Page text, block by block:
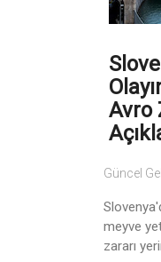
Avro
Güncel
meyve
zararı